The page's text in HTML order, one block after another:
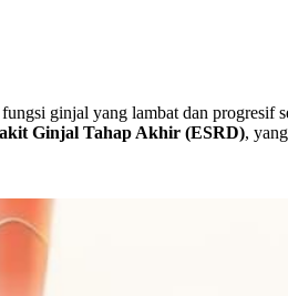
ginjal yang lambat dan
Ginjal Tahap Akhir (ESRD),